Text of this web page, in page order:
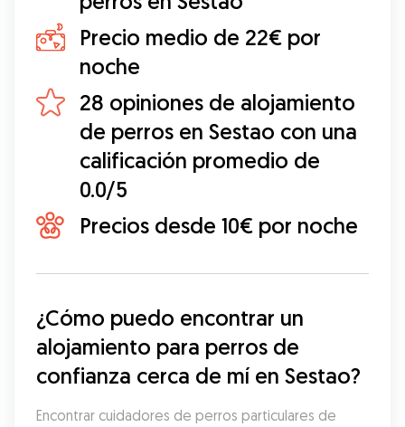
Precio medio de 22€ por
noche
28 opiniones de alojamiento
de perros en Sestao con una
calificación promedio de
0.0/5
Precios desde 10€ por noche
¿Cómo puedo encontrar un
alojamiento para perros de
confianza cerca de mí en Sestao?
Encontrar cuidadores de perros particulares de